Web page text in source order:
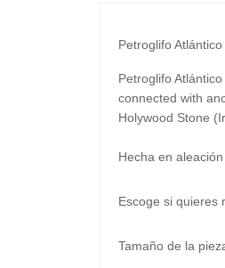
Petroglifo
Petroglifo
connected with
Holywood Stone
Hecha en
Escoge si quieres
Tamaño de la